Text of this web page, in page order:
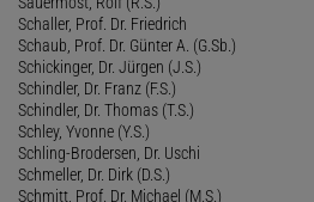
Schaller, Prof. Dr. Friedrich
Schaub, Prof. Dr. Günter A. (G.Sb.)
Schickinger, Dr. Jürgen (J.S.)
Schindler, Dr. Franz (F.S.)
Schindler, Dr. Thomas (T.S.)
Schley, Yvonne (Y.S.)
Schling-Brodersen, Dr. Uschi
Schmeller, Dr. Dirk (D.S.)
Schmitt, Prof. Dr. Michael (M.S.)